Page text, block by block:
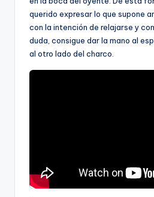
querido expresar lo que supone
con la intención de relajarse y
duda, consigue dar la mano al
al otro lado del charco.